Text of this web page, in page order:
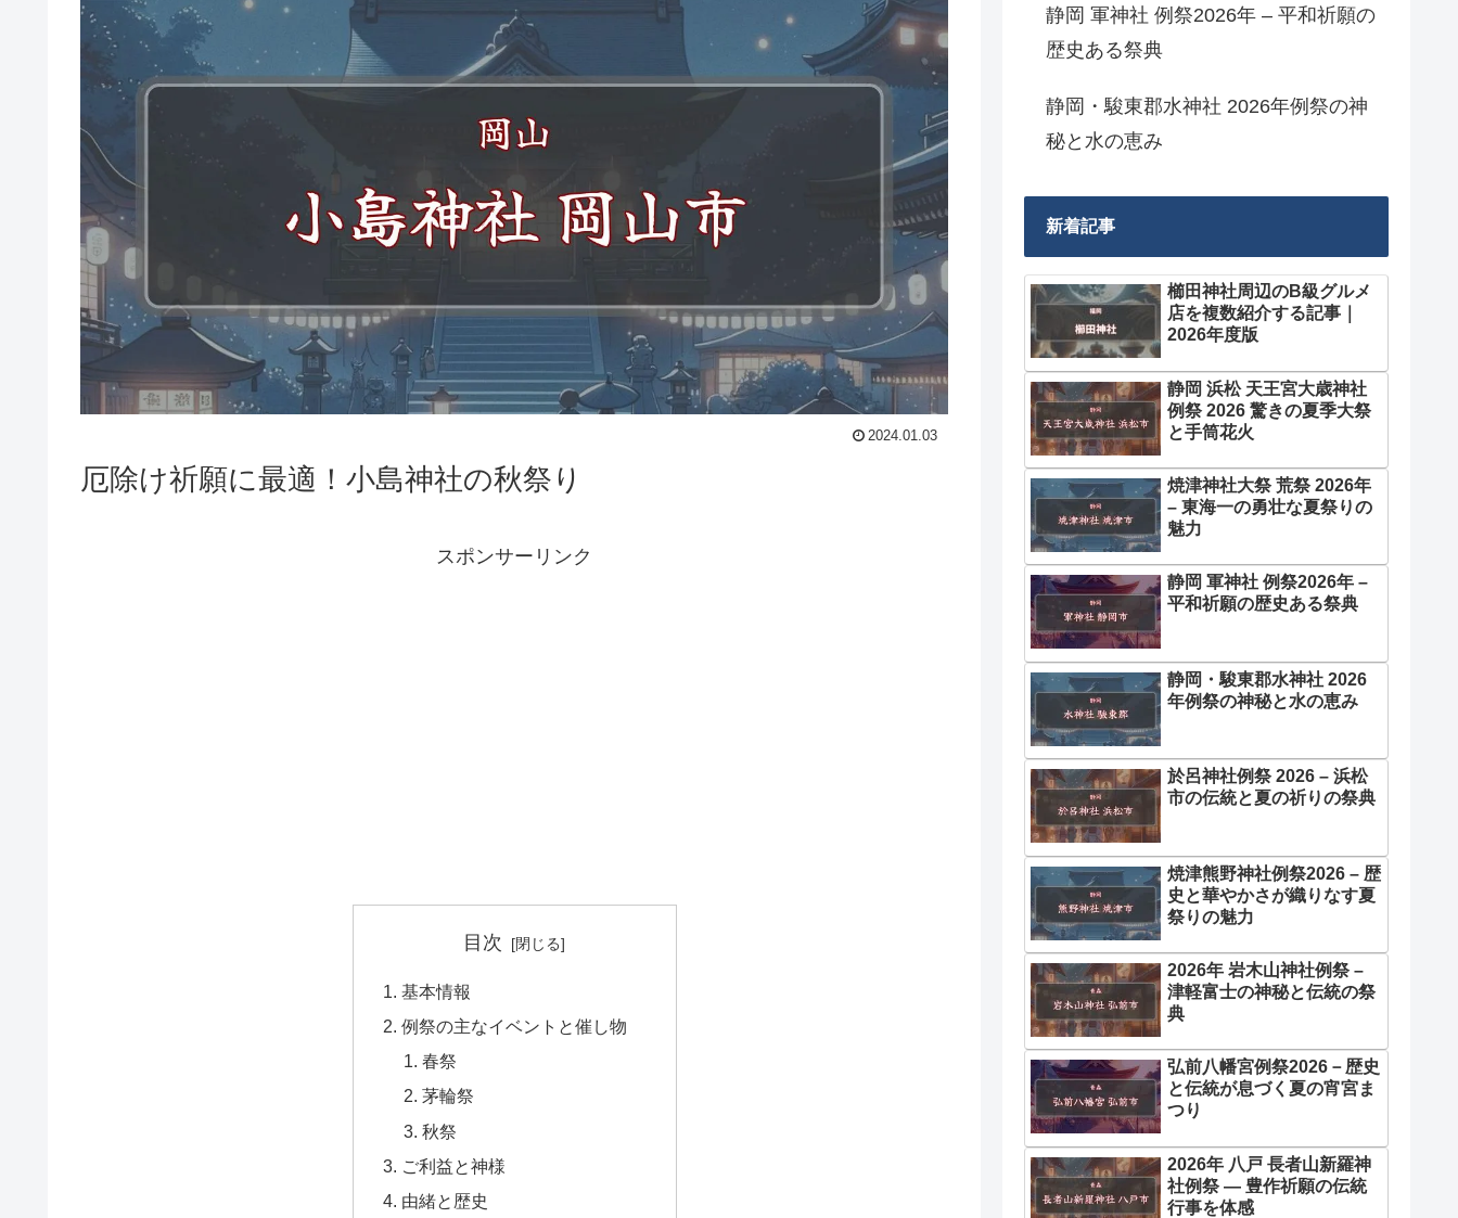
2024.01.03
厄除け祈願に最適！小島神社の秋祭り
スポンサーリンク
目次
基本情報
例祭の主なイベントと催し物
春祭
茅輪祭
秋祭
ご利益と神様
由緒と歴史
静岡 軍神社 例祭2026年 – 平和祈願の
歴史ある祭典
静岡・駿東郡水神社 2026年例祭の神
秘と水の恵み
新着記事
櫛田神社周辺のB級グルメ
店を複数紹介する記事｜
2026年度版
静岡 浜松 天王宮大歳神社
例祭 2026 驚きの夏季大祭
と手筒花火
焼津神社大祭 荒祭 2026年
– 東海一の勇壮な夏祭りの
魅力
静岡 軍神社 例祭2026年 –
平和祈願の歴史ある祭典
静岡・駿東郡水神社 2026
年例祭の神秘と水の恵み
於呂神社例祭 2026 – 浜松
市の伝統と夏の祈りの祭典
焼津熊野神社例祭2026 – 歴
史と華やかさが織りなす夏
祭りの魅力
2026年 岩木山神社例祭 –
津軽富士の神秘と伝統の祭
典
弘前八幡宮例祭2026－歴史
と伝統が息づく夏の宵宮ま
つり
2026年 八戸 長者山新羅神
社例祭 ― 豊作祈願の伝統
行事を体感